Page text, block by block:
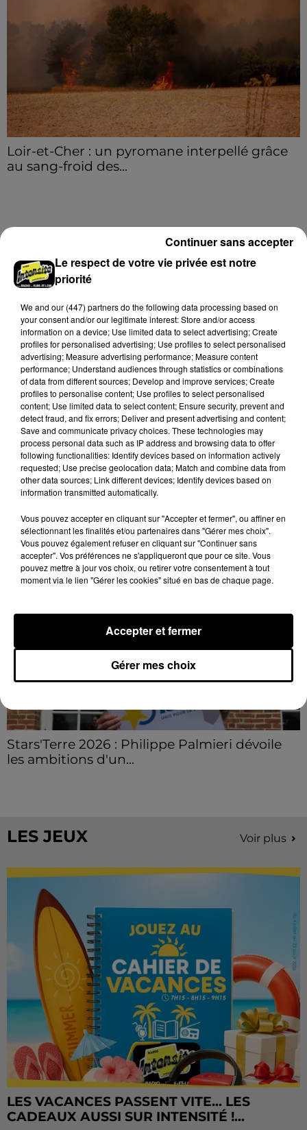
hausse des incivilités, la mairie de Gommerville
hausse...
Loir-et-Cher : un pyromane interpellé grâce
au sang-froid des...
Grâce...
Voir plus
Loir-et-Cher : un pyromane interpellé grâce
au sang-froid des...
Samedi 25 juillet, plus d'une dizaine de feux de
champs et de sous-bois ont été déclenchés dans le
Grâce...
LE GRAND FORMAT Voir plus
Stars'Terre 2026 : Philippe Palmieri dévoile
les ambitions d'un...
LES JEUX Voir plus
LES VACANCES PASSENT VITE... LES
CADEAUX AUSSI SUR INTENSITÉ !...
Le respect de votre vie privée est notre
priorité
We and our (447) partnersdo the following data processing based on
your consent and/or our legitimate interest: Store and/or access
information on a device; Use limited data to select advertising; Create
profiles for personalised advertising; Use profiles to select personalised
advertising; Measure advertising performance; Measure content
performance; Understand audiences through statistics or combinations
of data from different sources; Develop and improve services; Create
profiles to personalise content; Use profiles to select personalised
content; Use limited data to select content; Ensure security, prevent and
detect fraud, and fix errors; Deliver and present advertising and content;
Save and communicate privacy choices. These technologies may
process personal data such as IP address and browsing data to offer
following functionalities: Identify devices based on information actively
requested; Use precise geolocation data; Match and combine data from
other data sources; Link different devices; Identify devices based on
information transmitted automatically.
Vous pouvez accepter en cliquant sur "Accepter et fermer", ou affiner en
sélectionnant les finalités et/ou partenaires dans "Gérer mes choix".
Vous pouvez également refuser en cliquant sur "Continuer sans
accepter". Vos préférences ne s'appliqueront que pour ce site. Vous
pouvez mettre à jour vos choix, ou retirer votre consentement à tout
moment via le lien "Gérer les cookies" situé en bas de chaque page.
Gérer mes choix
Accepter et fermer
Continuer sans accepter